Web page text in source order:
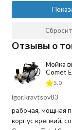
Отзывы о
Мойка
Comet
5.0
igor.kravtsov83
рабочая, мощная
корпус крепкий,